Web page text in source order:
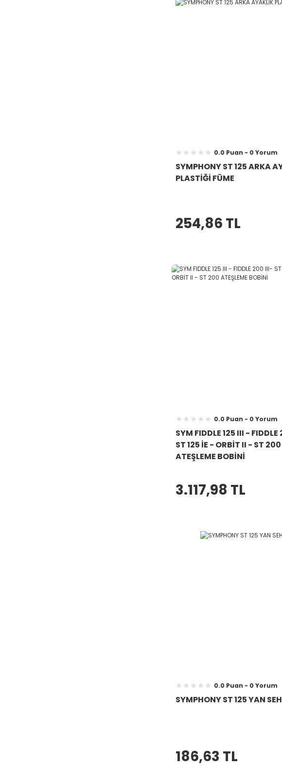
0.0 Puan - 0 Yorum
SYMPHONY ST 125 ARKA
PLASTİĞİ FÜME
254,86 TL
0.0 Puan - 0 Yorum
SYM FIDDLE 125 III -
ST 125 İE - ORBİT II - ST 200
ATEŞLEME BOBİNİ
3.117,98 TL
0.0 Puan - 0 Yorum
SYMPHONY ST 125 YAN
186,63 TL